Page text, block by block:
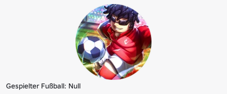
Gespielter Fußball: Null